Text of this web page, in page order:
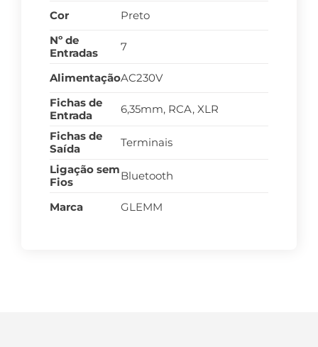
Cor
Preto
Nº de
Entradas
7
AlimentaçãoAC230V
Fichas de
Entrada
6,35mm, RCA, XLR
Fichas de
Saída
Terminais
Ligação sem
Fios
Bluetooth
Marca GLEMM